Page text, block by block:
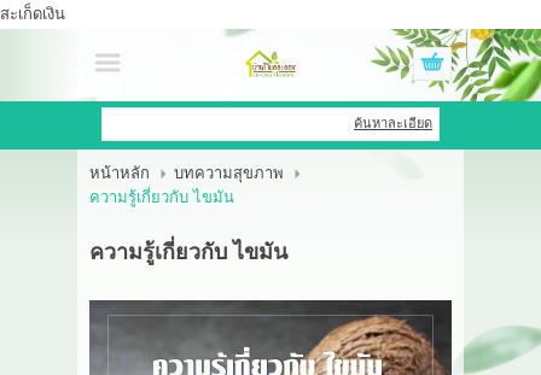
สะเก็ดเงิน
เข้าสู่ระบบ สมัครสมาชิก
สินค้าที่สนใจ( 0 )
OEM HUB
ค้นหาละเอียด
หน้าหลัก
บทความสุขภาพ
ความรู้เกี่ยวกับ ไขมัน
ความรู้เกี่ยวกับ ไขมัน